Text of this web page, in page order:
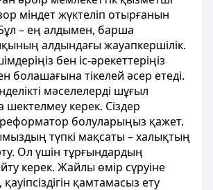
міндет жүктеліп отырғанын
Бұл – ең алдымен, барша
алдындағы жауапкершілік.
бен іс-әрекеттеріңіз
болашағына тікелей әсер етеді.
мәселелерді шұғыл
керек. Сіздер
болуларыңыз қажет.
түпкі мақсаты – халықтың
Ол үшін тұрғындардың
керек. Жайлы өмір сүруіне
қамтамасыз ету